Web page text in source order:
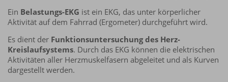
Ein Belastungs-EKG ist ein EKG, das unter körperlicher
Aktivität auf dem Fahrrad (Ergometer) durchgeführt wird.
Es dient der Funktionsuntersuchung des Herz-
Kreislaufsystems. Durch das EKG können die elektrischen
Aktivitäten aller Herzmuskelfasern abgeleitet und als Kurven
dargestellt werden.